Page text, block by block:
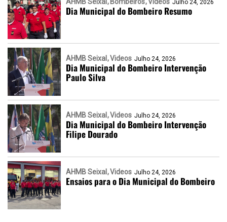
Julho 24, 2026
Dia Municipal do Bombeiro Resumo
AHMB Seixal Videos Julho 24, 2026
Dia Municipal do Bombeiro Intervenção
Paulo Silva
AHMB Seixal Videos Julho 24, 2026
Dia Municipal do Bombeiro Intervenção
Filipe Dourado
AHMB Seixal Videos Julho 24, 2026
Ensaios para o Dia Municipal do Bombeiro